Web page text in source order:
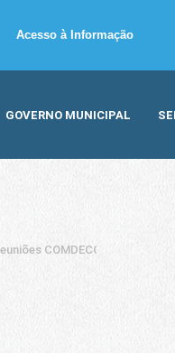
Acesso à Informação
GOVERNO MUNICIPAL
COMDECON